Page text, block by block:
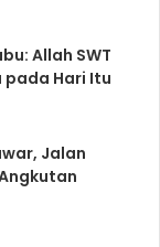
Allah SWT
Hari Itu
Jalan